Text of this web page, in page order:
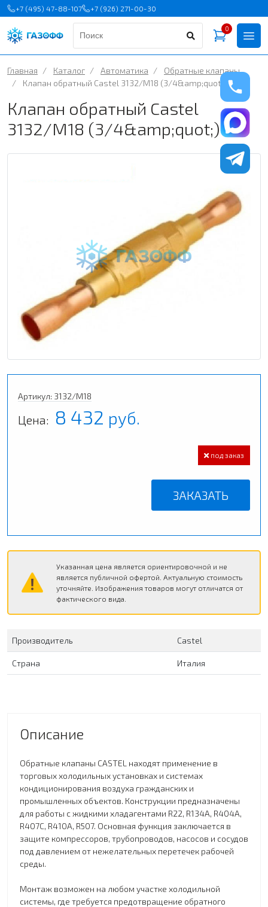
+7 (495) 47-88-107 +7 (926) 271-00-30
0
Главная / Каталог / Автоматика /
Обратные клапаны
/
Клапан обратный Castel 3132/M18 (3/4&amp;quot;)
Клапан обратный Castel
3132/M18 (3/4&amp;quot;)
Артикул: 3132/M18
Цена: 8 432 руб.
под заказ
ЗАКАЗАТЬ
Указанная цена является ориентировочной и не
является публичной офертой. Актуальную стоимость
уточняйте. Изображения товаров могут отличатся от
фактического вида.
Производитель Сastel
Страна Италия
Описание
Обратные клапаны CASTEL находят применение в
торговых холодильных установках и системах
кондиционирования воздуха гражданских и
промышленных объектов. Конструкции предназначены
для работы с жидкими хладагентами R22, R134A, R404A,
R407C, R410A, R507. Основная функция заключается в
защите компрессоров, трубопроводов, насосов и сосудов
под давлением от нежелательных перетечек рабочей
среды.
Монтаж возможен на любом участке холодильной
системы, где требуется предотвращение обратного